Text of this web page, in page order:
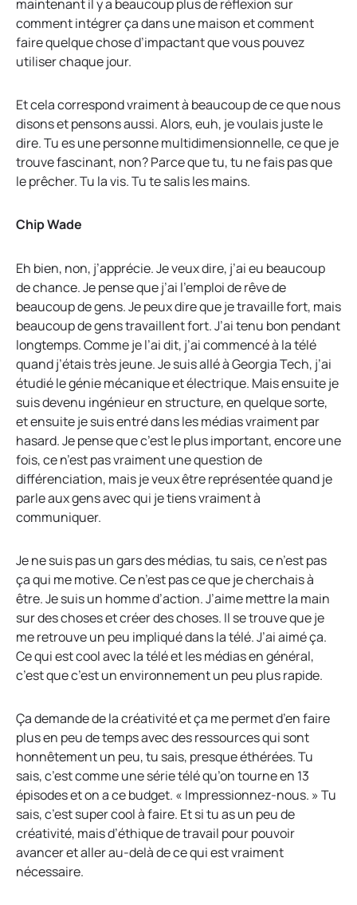
maintenant il y a beaucoup plus de réflexion sur
comment intégrer ça dans une maison et comment
faire quelque chose d’impactant que vous pouvez
utiliser chaque jour.
Et cela correspond vraiment à beaucoup de ce que nous
disons et pensons aussi. Alors, euh, je voulais juste le
dire. Tu es une personne multidimensionnelle, ce que je
trouve fascinant, non? Parce que tu, tu ne fais pas que
le prêcher. Tu la vis. Tu te salis les mains.
Chip Wade
Eh bien, non, j’apprécie. Je veux dire, j’ai eu beaucoup
de chance. Je pense que j’ai l’emploi de rêve de
beaucoup de gens. Je peux dire que je travaille fort, mais
beaucoup de gens travaillent fort. J’ai tenu bon pendant
longtemps. Comme je l’ai dit, j’ai commencé à la télé
quand j’étais très jeune. Je suis allé à Georgia Tech, j’ai
étudié le génie mécanique et électrique. Mais ensuite je
suis devenu ingénieur en structure, en quelque sorte,
et ensuite je suis entré dans les médias vraiment par
hasard. Je pense que c’est le plus important, encore une
fois, ce n’est pas vraiment une question de
différenciation, mais je veux être représentée quand je
parle aux gens avec qui je tiens vraiment à
communiquer.
Je ne suis pas un gars des médias, tu sais, ce n’est pas
ça qui me motive. Ce n’est pas ce que je cherchais à
être. Je suis un homme d’action. J’aime mettre la main
sur des choses et créer des choses. Il se trouve que je
me retrouve un peu impliqué dans la télé. J’ai aimé ça.
Ce qui est cool avec la télé et les médias en général,
c’est que c’est un environnement un peu plus rapide.
Ça demande de la créativité et ça me permet d’en faire
plus en peu de temps avec des ressources qui sont
honnêtement un peu, tu sais, presque éthérées. Tu
sais, c’est comme une série télé qu’on tourne en 13
épisodes et on a ce budget. « Impressionnez-nous. » Tu
sais, c’est super cool à faire. Et si tu as un peu de
créativité, mais d’éthique de travail pour pouvoir
avancer et aller au-delà de ce qui est vraiment
nécessaire.